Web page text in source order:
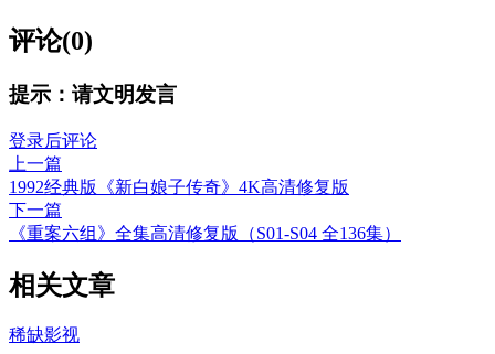
评论(0)
提示：请文明发言
登录后评论
上一篇
1992经典版《新白娘子传奇》4K高清修复版
下一篇
《重案六组》全集高清修复版（S01-S04 全136集）
相关文章
稀缺影视